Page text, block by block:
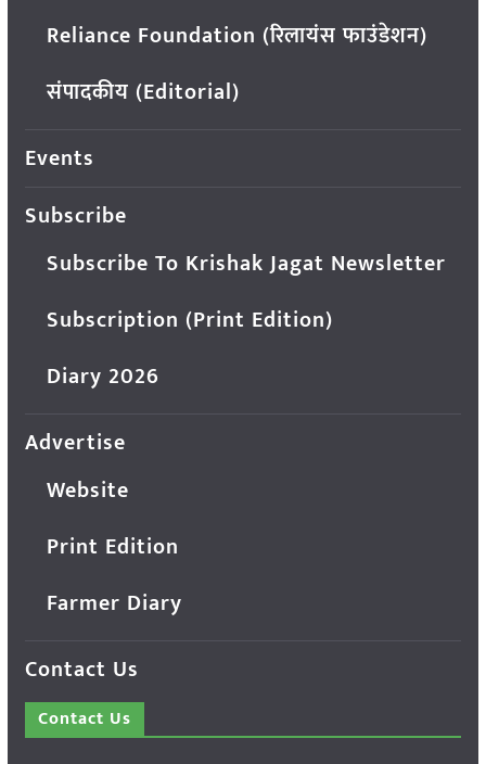
Reliance Foundation (रिलायंस फाउंडेशन)
संपादकीय (Editorial)
Events
Subscribe
Subscribe To Krishak Jagat Newsletter
Subscription (Print Edition)
Diary 2026
Advertise
Website
Print Edition
Farmer Diary
Contact Us
Contact Us